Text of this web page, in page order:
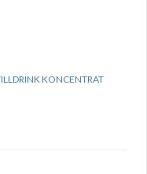
KONCENTRAT